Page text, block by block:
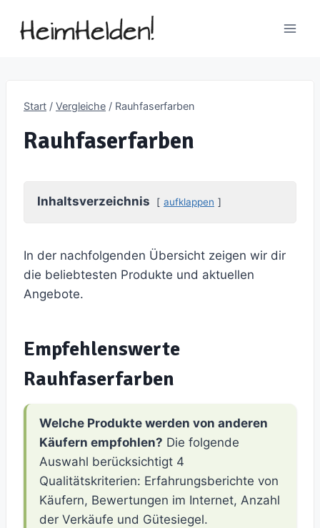
Inhalt
Start / Vergleiche / Rauhfaserfarben
Rauhfaserfarben
Inhaltsverzeichnis aufklappen
In der nachfolgenden Übersicht zeigen wir dir
die beliebtesten Produkte und aktuellen
Angebote.
Empfehlenswerte
Rauhfaserfarben
Welche Produkte werden von anderen
Käufern empfohlen? Die folgende
Auswahl berücksichtigt 4
Qualitätskriterien: Erfahrungsberichte von
Käufern, Bewertungen im Internet, Anzahl
der Verkäufe und Gütesiegel.